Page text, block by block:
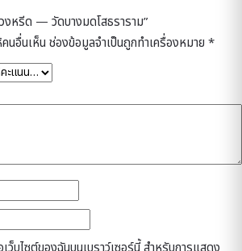
งหรีด — วัดบางมดโสธราราม”
นอื่นเห็น ช่องข้อมูลจำเป็นถูกทำเครื่องหมาย *